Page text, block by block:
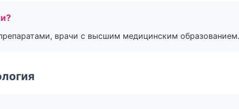
врачи с высшим медицинским образованием.